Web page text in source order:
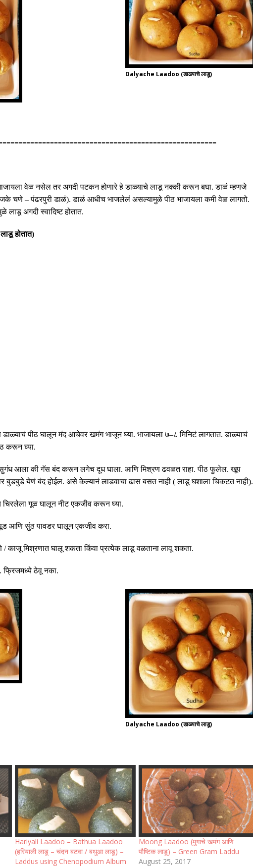
Dalyache Laadoo (डाळ्याचे लाडू)
वेळ नसेल तर अगदी पटकन होणारे हे डाळ्याचे लाडू नक्की करून बघा.डाळं म्हणजे
चणे –पंढरपुरी डाळं).डाळं आधीच भाजलेलं असल्यामुळे पीठ भाजायला कमी वेळ लागतो.
लाडू अगदी स्वादिष्ट होतात.
होतात)
डाळ्याचं पीठ घालून मंद आचेवर खमंग भाजून घ्या. भाजायला ७–८ मिनिटं लागतात.डाळ्याचं
करून घ्या.
सुगंध आला की गॅस बंद करून लगेच दूध घाला. आणि मिश्रण ढवळत राहा.पीठ फुलेल.खूप
बुडबुडे येणं बंद होईल. असे केल्यानं लाडवाचा ढास बसत नाही (लाडू घशाला चिकटत नाही).
चिरलेला गूळ घालून नीट एकजीव करून घ्या.
आणि सुंठ पावडर घालून एकजीव करा.
/काजू मिश्रणात घालू शकता किंवा प्रत्येक लाडू वळताना लावू शकता.
फ्रिजमध्ये ठेवू नका.
Dalyache Laadoo (डाळ्याचे लाडू)
Hariyali Laadoo – Bathua Laadoo
(हरियाली लाडू – चंदन बटवा / बथुआ लाडू) –
Laddus using Chenopodium Album
Moong Laadoo (मुगाचे खमंग आणि
पौष्टिक लाडू) – Green Gram Laddu
August 25, 2017